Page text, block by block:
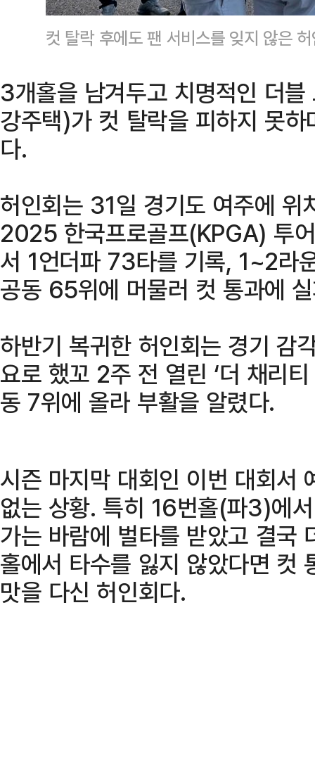
컷 탈락 후에도 팬 서비스를 잊지 않은
3개홀을 남겨두고 치명적인 더
강주택)가 컷 탈락을 피하지 못
다.
허인회는 31일 경기도 여주에
2025 한국프로골프(KPGA) 투
서 1언더파 73타를 기록, 1~2라
공동 65위에 머물러 컷 통과에
하반기 복귀한 허인회는 경기 감
요로 했꼬 2주 전 열린 ‘더 채리
동 7위에 올라 부활을 알렸다.
시즌 마지막 대회인 이번 대회서
없는 상황. 특히 16번홀(파3)에
가는 바람에 벌타를 받았고 결국
홀에서 타수를 잃지 않았다면 컷
맛을 다신 허인회다.